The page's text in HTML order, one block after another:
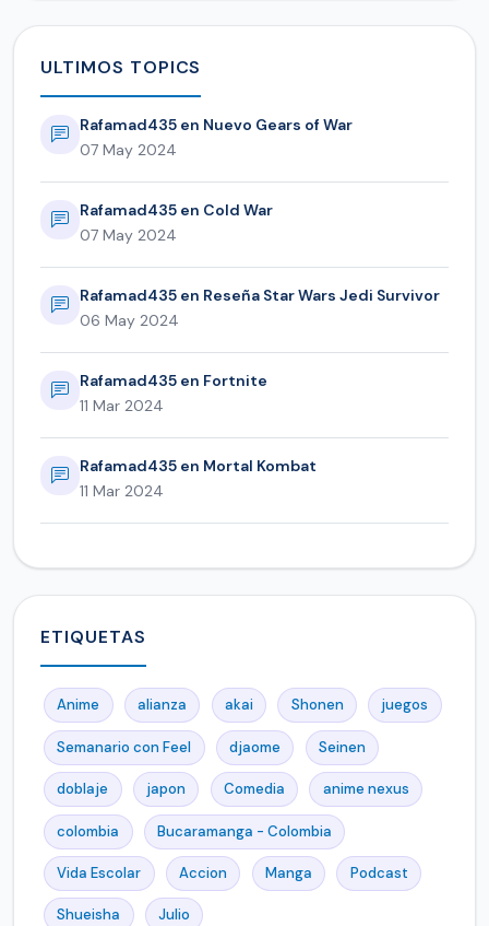
ULTIMOS TOPICS
Rafamad435 en Nuevo Gears of War
07 May 2024
Rafamad435 en Cold War
07 May 2024
Rafamad435 en Reseña Star Wars Jedi Survivor
06 May 2024
Rafamad435 en Fortnite
11 Mar 2024
Rafamad435 en Mortal Kombat
11 Mar 2024
ETIQUETAS
Anime alianza akai Shonen juegos
Semanario con Feel djaome Seinen
doblaje japon Comedia anime nexus
colombia Bucaramanga - Colombia
Vida Escolar Accion Manga Podcast
Shueisha Julio